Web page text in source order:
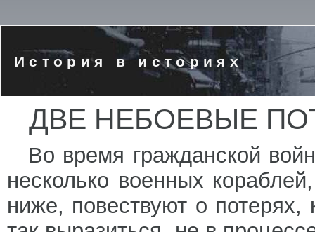
История в историях
ДВЕ НЕБОЕВЫЕ
Во время гражданской
несколько военных
ниже, повествуют о